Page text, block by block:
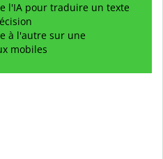
l'IA pour traduire un texte
à l'autre sur une
mobiles